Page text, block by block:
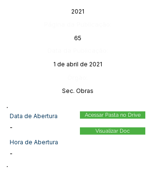
2021
65
1 de abril de 2021
Sec. Obras
Data de Abertura
-
Hora de Abertura
-
Acessar Pasta no Drive
Visualizar Doc